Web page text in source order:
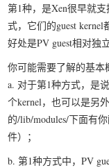
第1种，是Xen很早就
式，它们的guest kernel
好处是PV guest相对独
你可能需要了解的基本
a. 对于第1种方式，是
个kernel，也可以是另
的/lib/modules/下面有
件）；
b. 第1种方式中，PV